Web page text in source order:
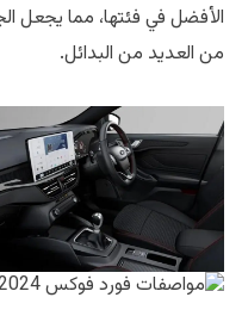
الأفضل في فئتها، مما يجعل
من العديد من البدائل.